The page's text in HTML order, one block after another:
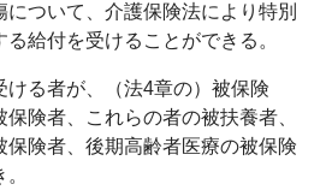
について、介護保険法により特別
給付を受けることができる。
ける者が、（法4章の）被保険
険者、これらの者の被扶養者、
保険者、後期高齢者医療の被保険